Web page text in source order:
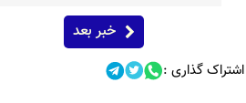
خبر بعد
اشتراک گذاری :